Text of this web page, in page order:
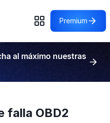
Premium
al máximo nuestras
falla OBD2